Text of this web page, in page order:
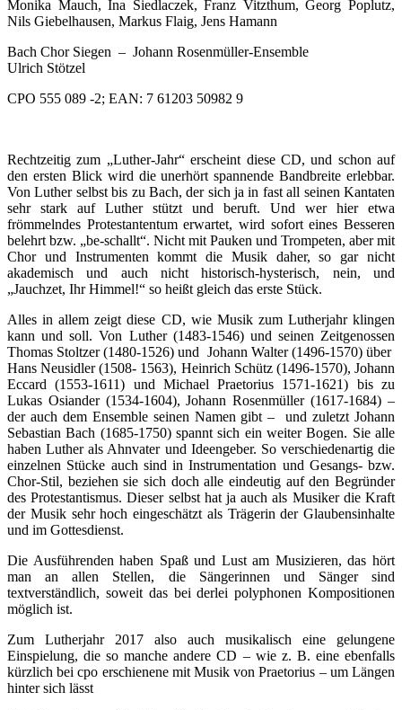
Monika Mauch, Ina Siedlaczek, Franz Vitzthum, Georg Poplutz,
Nils Giebelhausen, Markus Flaig, Jens Hamann
Bach Chor Siegen – Johann Rosenmüller-Ensemble
Ulrich Stötzel
CPO 555 089 -2; EAN: 7 61203 50982 9
Rechtzeitig zum „Luther-Jahr“ erscheint diese CD, und schon auf
den ersten Blick wird die unerhört spannende Bandbreite erlebbar.
Von Luther selbst bis zu Bach, der sich ja in fast all seinen Kantaten
sehr stark auf Luther stützt und beruft. Und wer hier etwa
frömmelndes Protestantentum erwartet, wird sofort eines Besseren
belehrt bzw. „be-schallt“. Nicht mit Pauken und Trompeten, aber mit
Chor und Instrumenten kommt die Musik daher, so gar nicht
akademisch und auch nicht historisch-hysterisch, nein, und
„Jauchzet, Ihr Himmel!“ so heißt gleich das erste Stück.
Alles in allem zeigt diese CD, wie Musik zum Lutherjahr klingen
kann und soll. Von Luther (1483-1546) und seinen Zeitgenossen
Thomas Stoltzer (1480-1526) und Johann Walter (1496-1570) über
Hans Neusidler (1508- 1563), Heinrich Schütz (1496-1570), Johann
Eccard (1553-1611) und Michael Praetorius 1571-1621) bis zu
Lukas Osiander (1534-1604), Johann Rosenmüller (1617-1684) –
der auch dem Ensemble seinen Namen gibt – und zuletzt Johann
Sebastian Bach (1685-1750) spannt sich ein weiter Bogen. Sie alle
haben Luther als Ahnvater und Ideengeber. So verschiedenartig die
einzelnen Stücke auch sind in Instrumentation und Gesangs- bzw.
Chor-Stil, beziehen sie sich doch alle eindeutig auf den Begründer
des Protestantismus. Dieser selbst hat ja auch als Musiker die Kraft
der Musik sehr hoch eingeschätzt als Trägerin der Glaubensinhalte
und im Gottesdienst.
Die Ausführenden haben Spaß und Lust am Musizieren, das hört
man an allen Stellen, die Sängerinnen und Sänger sind
textverständlich, soweit das bei derlei polyphonen Kompositionen
möglich ist.
Zum Lutherjahr 2017 also auch musikalisch eine gelungene
Einspielung, die so manche andere CD – wie z. B. eine ebenfalls
kürzlich bei cpo erschienene mit Musik von Praetorius – um Längen
hinter sich lässt